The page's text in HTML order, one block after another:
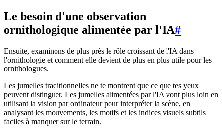
Le besoin d'une observation
ornithologique alimentée par l'IA#
Ensuite, examinons de plus près le rôle croissant de l'IA dans
l'ornithologie et comment elle devient de plus en plus utile pour les
ornithologues.
Les jumelles traditionnelles ne te montrent que ce que tes yeux
peuvent distinguer. Les jumelles alimentées par l'IA vont plus loin en
utilisant la vision par ordinateur pour interpréter la scène, en
analysant les mouvements, les motifs et les indices visuels subtils
faciles à manquer sur le terrain.